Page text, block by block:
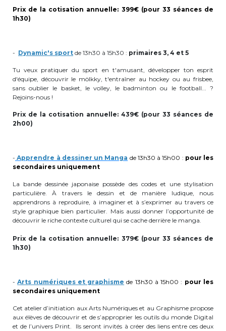
Cantine
BE10 3100 9205 4504
Casiers
casiers@apeee-bxl1-services.be
Coordination & Direction
+32 (0)2 375 94 84
Garderie Berkendael
Prix de la cotisation annuelle: 399€ (pour 33 séances de
1h30)
- Dynamic's sport de 13h30 à 15h30 : primaires 3, 4 et 5
Tu veux pratiquer du sport en t'amusant, développer ton esprit
d'équipe, découvrir le mölkky, t'entraîner au hockey ou au frisbee,
sans oublier le basket, le volley, le badminton ou le football... ?
Rejoins-nous !
Prix de la cotisation annuelle: 439€ (pour 33 séances de
2h00)
- Apprendre à dessiner un Manga de 13h30 à 15h00 : pour les
secondaires uniquement
La bande dessinée japonaise possède des codes et une stylisation
particulière. À travers le dessin et de manière ludique, nous
apprendrons à reproduire, à imaginer et à s’exprimer au travers ce
style graphique bien particulier. Mais aussi donner l’opportunité de
découvrir le riche contexte culturel qui se cache derrière le manga.
Prix de la cotisation annuelle: 379€ (pour 33 séances de
1h30)
-Arts numériques et graphisme de 13h30 à 15h00 : pour les
secondaires uniquement
Cet atelier d’initiation aux Arts Numériques et au Graphisme propose
aux élèves de découvrir et de s’approprier les outils du monde Digital
et de l’univers Print. Ils seront invités à créer des liens entre ces deux